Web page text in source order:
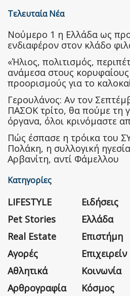
Τελευταία Νέα
Nούμερο 1 η Ελλάδα ως
ενδιαφέρον στον κλάδο
«Ήλιος, πολιτισμός,
ανάμεσα στους
προορισμούς για το
Γερουλάνος: Αν τον
ΠΑΣΟΚ τρίτο, θα πούμε τη
όργανα, όλοι κρινόμαστε
Πώς έσπασε η τρόικα του
Πολάκη, η συλλογική
Αρβανίτη, αντί Φάμελλου
Κατηγορίες
LIFESTYLE
Pet Stories
Real Estate
Αγορές
Αθλητικά
Αρθρογραφία
Ειδήσεις
Ελλάδα
Επιστήμη
Επιχειρείν
Κοινωνία
Κόσμος